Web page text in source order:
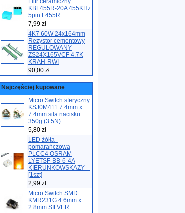
KBF455R-20A 455KHz
5pin F455R
7,99 zł
4K7 60W 24x164mm
Rezystor cementowy
REGULOWANY
ZS24X165VCF 4.7K
KRAH-RWI
90,00 zł
Najczęściej kupowane
Micro Switch sferyczny
KSJ0M411 7.4mm x
7.4mm siła nacisku
350g (3.5N)
5,80 zł
LED żółta -
pomarańczowa
PLCC4 OSRAM
LYETSF-BB-6-4A
KIERUNKOWSKAZY _
[1szt]
2,99 zł
Micro Switch SMD
KMR231G 4.6mm x
2.8mm SILVER